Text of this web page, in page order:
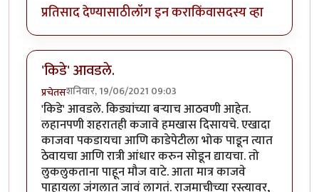
प्रतिसाद देण्यासाठीलॉग इन कराकिंवासदस्य व्हा
'किडे' आवडले.
प्रचेतसशनिवार, 19/06/2021 09:03
'किडे' आवडले. किड्यांच्या बर्‍याच आठवणी आहेत.
लहानपणी शहरातही कजावे हमखास दिसायचे. एखादा
काजवा पकडायचा आणि काडेपेटीला भोक पाडून त्यात
ठेवायचा आणि रात्री आंधार करुन सोडून द्यायचा. तो
लुकलुकताना पाहून मौज वाटे. आता मात्र काजवे
पाहायला जंगलात जावं लागतं. राजमाचीच्या रस्त्यावर,